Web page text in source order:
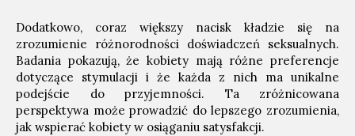
Dodatkowo, coraz większy nacisk kładzie się na
zrozumienie różnorodności doświadczeń seksualnych.
Badania pokazują, że kobiety mają różne preferencje
dotyczące stymulacji i że każda z nich ma unikalne
podejście do przyjemności. Ta zróżnicowana
perspektywa może prowadzić do lepszego zrozumienia,
jak wspierać kobiety w osiąganiu satysfakcji.